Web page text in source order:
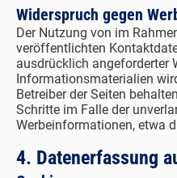
Widerspruch gegen
Der Nutzung von im
veröffentlichten
ausdrücklich angeforderter
Informationsmaterialien
Betreiber der Seiten
Schritte im Falle der
Werbeinformationen, etwa
4. Datenerfassung